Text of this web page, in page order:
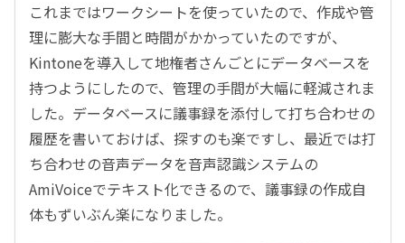
これまではワークシートを使っていたので、作成や管
理に膨大な手間と時間がかかっていたのですが、
Kintoneを導入して地権者さんごとにデータベースを
持つようにしたので、管理の手間が大幅に軽減されま
した。データベースに議事録を添付して打ち合わせの
履歴を書いておけば、探すのも楽ですし、最近では打
ち合わせの音声データを音声認識システムの
AmiVoiceでテキスト化できるので、議事録の作成自
体もずいぶん楽になりました。